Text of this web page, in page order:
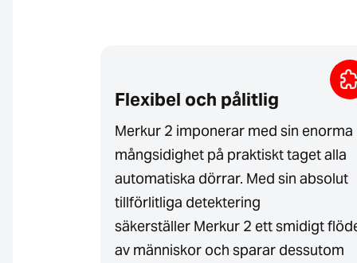
Flexibel och pålitlig
Merkur 2 imponerar med sin enorma
mångsidighet på praktiskt taget alla
automatiska dörrar. Med sin absolut
tillförlitliga detektering
säkerställer Merkur 2 ett smidigt
av människor och sparar dessutom